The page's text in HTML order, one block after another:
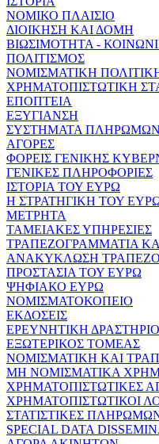
ΝΟΜΙΚΟ ΠΛΑΙΣΙΟ
ΔΙΟΙΚΗΣΗ ΚΑΙ ΔΟΜΗ
ΒΙΩΣΙΜΟΤΗΤΑ -
ΠΟΛΙΤΙΣΜΟΣ
ΝΟΜΙΣΜΑΤΙΚΗ
ΧΡΗΜΑΤΟΠΙΣΤΩΤΙΚΗ
ΕΠΟΠΤΕΙΑ
ΕΞΥΓΙΑΝΣΗ
ΣΥΣΤΗΜΑΤΑ
ΑΓΟΡΕΣ
ΦΟΡΕΙΣ ΓΕΝΙΚΗΣ
ΓΕΝΙΚΕΣ ΠΛΗΡΟΦΟΡΙΕΣ
ΙΣΤΟΡΙΑ ΤΟΥ ΕΥΡΩ
Η ΣΤΡΑΤΗΓΙΚΗ ΤΟΥ
ΜΕΤΡΗΤΑ
ΤΑΜΕΙΑΚΕΣ ΥΠΗΡΕΣΙΕΣ
ΤΡΑΠΕΖΟΓΡΑΜΜΑΤΙΑ
ΑΝΑΚΥΚΛΩΣΗ
ΠΡΟΣΤΑΣΙΑ ΤΟΥ ΕΥΡΩ
ΨΗΦΙΑΚΟ ΕΥΡΩ
ΝΟΜΙΣΜΑΤΟΚΟΠΕΙΟ
ΕΚΔΟΣΕΙΣ
ΕΡΕΥΝΗΤΙΚΗ
ΕΞΩΤΕΡΙΚΟΣ ΤΟΜΕΑΣ
ΝΟΜΙΣΜΑΤΙΚΗ ΚΑΙ
ΜΗ ΝΟΜΙΣΜΑΤΙΚΑ
ΧΡΗΜΑΤΟΠΙΣΤΩΤΙΚΕΣ
ΧΡΗΜΑΤΟΠΙΣΤΩΤΙΚΟΙ
ΣΤΑΤΙΣΤΙΚΕΣ
SPECIAL DATA